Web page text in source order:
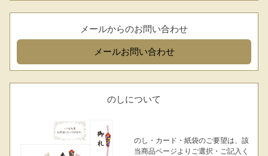
お中元ギフト
お中元ハムギフ
誕生日ギフト
結婚内祝い
長寿祝い 高級肉ギフト 法人ギフト
メールからのお問い合わせ
メールお問い合わせ
のしについて
のし・カード・紙袋のご要望は、該
当商品ページよりご選択・ご記入く